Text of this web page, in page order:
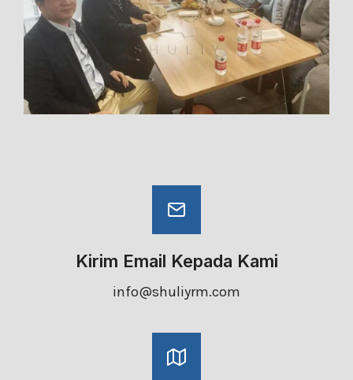
Kirim Email Kepada Kami
info@shuliyrm.com